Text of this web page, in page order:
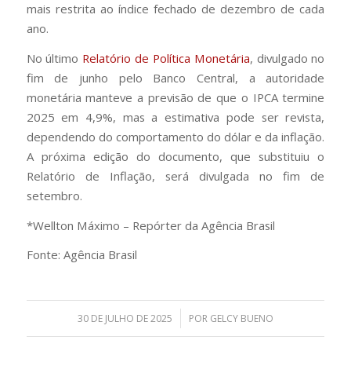
mais restrita ao índice fechado de dezembro de cada
ano.
No último Relatório de Política Monetária, divulgado no
fim de junho pelo Banco Central, a autoridade
monetária manteve a previsão de que o IPCA termine
2025 em 4,9%, mas a estimativa pode ser revista,
dependendo do comportamento do dólar e da inflação.
A próxima edição do documento, que substituiu o
Relatório de Inflação, será divulgada no fim de
setembro.
*Wellton Máximo – Repórter da Agência Brasil
Fonte: Agência Brasil
30 DE JULHO DE 2025
/ POR GELCY BUENO